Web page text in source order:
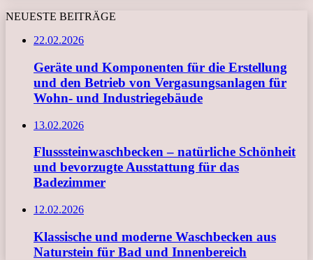
NEUESTE BEITRÄGE
22.02.2026
Geräte und Komponenten für die Erstellung
und den Betrieb von Vergasungsanlagen für
Wohn- und Industriegebäude
13.02.2026
Flusssteinwaschbecken – natürliche Schönheit
und bevorzugte Ausstattung für das
Badezimmer
12.02.2026
Klassische und moderne Waschbecken aus
Naturstein für Bad und Innenbereich